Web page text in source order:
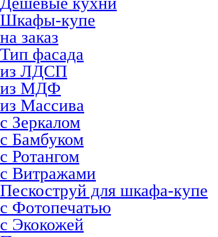
Шкафы-купе
на заказ
Тип фасада
из ЛДСП
из МДФ
из Массива
с Зеркалом
с Бамбуком
с Ротангом
с Витражами
Пескоструй для шкафа-купе
с Фотопечатью
с Экокожей